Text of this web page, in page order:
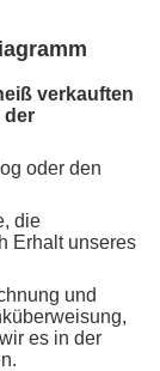
verkauften
der
oder den
die
Erhalt unseres
und
es in der